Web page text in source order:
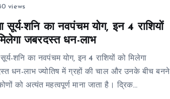
views
सूर्य-शनि का नवपंचम योग, इन 4 राशियों
जबरदस्त धन-लाभ
शनि का नवपंचम योग, इन 4 राशियों को मिलेगा
धन-लाभ ज्योतिष में ग्रहों की चाल और उनके बीच बनने
को अत्यंत महत्वपूर्ण माना जाता है। द्रिक…